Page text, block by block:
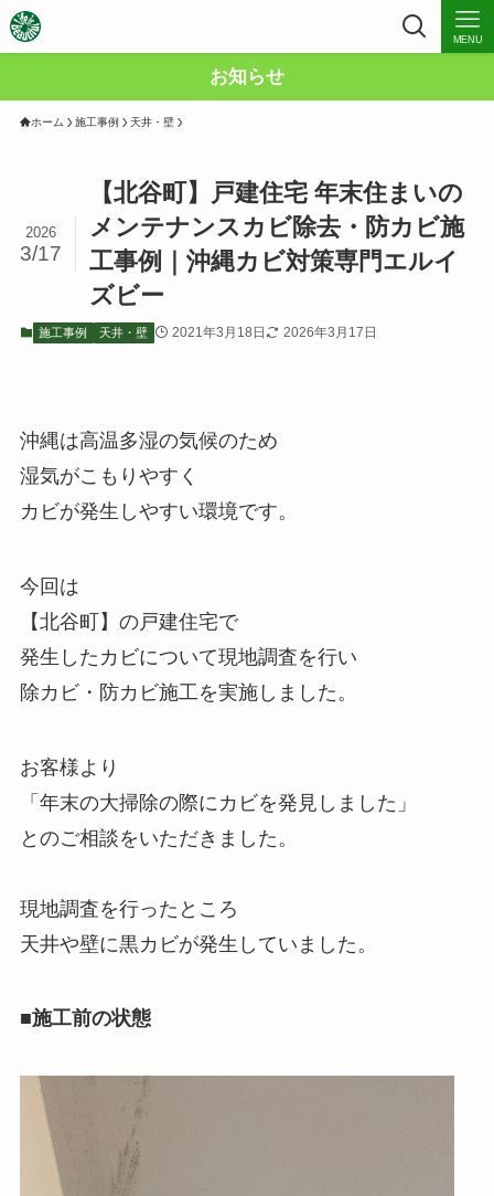
MENU
お知らせ
ホーム 施工事例 天井・壁
【北谷町】戸建住宅 年末住まいの
メンテナンスカビ除去・防カビ施
工事例｜沖縄カビ対策専門エルイ
ズビー
2026
3/17
施工事例 天井・壁 2021年3月18日 2026年3月17日
沖縄は高温多湿の気候のため
湿気がこもりやすく
カビが発生しやすい環境です。
今回は
【北谷町】の戸建住宅で
発生したカビについて現地調査を行い
除カビ・防カビ施工を実施しました。
お客様より
「年末の大掃除の際にカビを発見しました」
とのご相談をいただきました。
現地調査を行ったところ
天井や壁に黒カビが発生していました。
■施工前の状態